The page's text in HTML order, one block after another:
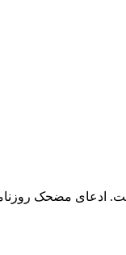
ادعای مضحک